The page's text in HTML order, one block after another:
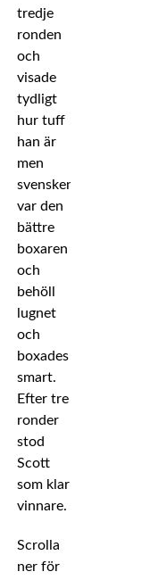
tredje
ronden
och
visade
tydligt
hur tuff
han är
men
svensken
var den
bättre
boxaren
och
behöll
lugnet
och
boxades
smart.
Efter tre
ronder
stod
Scott
som klar
vinnare.
Scrolla
ner för